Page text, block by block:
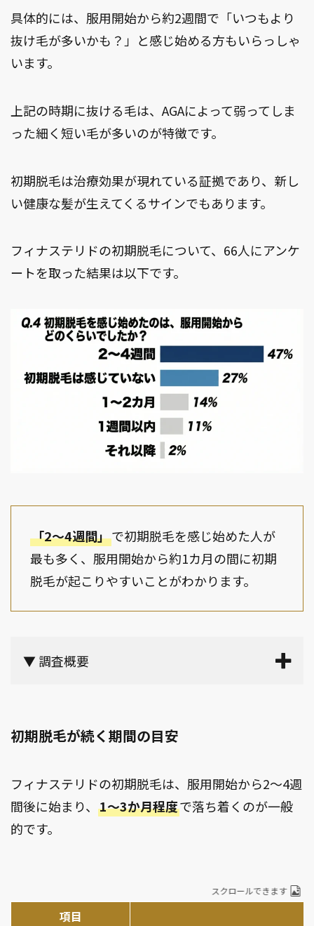
具体的には、服用開始から約2週間で「いつもより
抜け毛が多いかも？」と感じ始める方もいらっしゃ
います。
上記の時期に抜ける毛は、AGAによって弱ってしま
った細く短い毛が多いのが特徴です。
初期脱毛は治療効果が現れている証拠であり、新し
い健康な髪が生えてくるサインでもあります。
フィナステリドの初期脱毛について、66人にアンケ
ートを取った結果は以下です。
「2〜4週間」で初期脱毛を感じ始めた人が
最も多く、服用開始から約1カ月の間に初期
脱毛が起こりやすいことがわかります。
▼ 調査概要
初期脱毛が続く期間の目安
フィナステリドの初期脱毛は、服用開始から2～4週
間後に始まり、 1～3か月程度で落ち着くのが一般
的です。
スクロールできます
項目